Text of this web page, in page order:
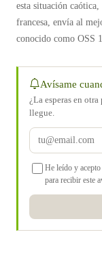
esta situación
francesa, envía al
conocido como OSS
Avísame
¿La esperas en
llegue.
He leído y acepto
para recibir este